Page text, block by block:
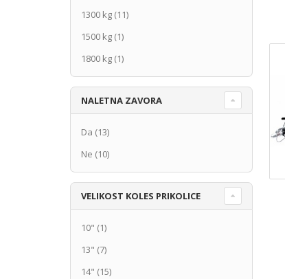
1300 kg (11)
1500 kg (1)
1800 kg (1)
NALETNA ZAVORA
Da (13)
Ne (10)
VELIKOST KOLES PRIKOLICE
10" (1)
13" (7)
14" (15)